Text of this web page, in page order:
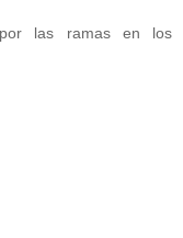
las ramas en los